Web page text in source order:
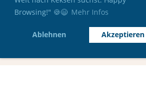
Browsing!" 🍪😄 Mehr Infos
Ablehnen Akzeptieren